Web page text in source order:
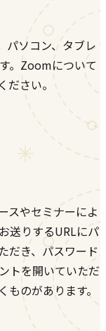
パソコン、タブレ
。Zoomについて
さい。
スやセミナーによ
送りするURLにパ
だき、パスワード
トを開いていただ
のがあります。